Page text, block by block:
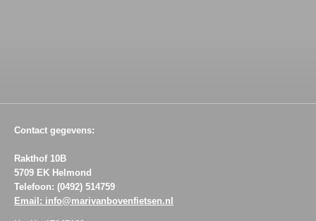
Contact gegevens:
Rakthof 10B
5709 EK Helmond
Telefoon: (0492) 514759
Email: info@marivanbovenfietsen.nl